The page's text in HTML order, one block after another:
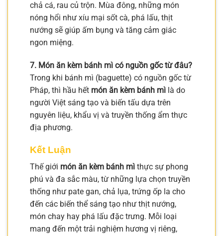
chả cá, rau củ trộn. Mùa đông, những món
nóng hổi như xíu mại sốt cà, phá lấu, thịt
nướng sẽ giúp ấm bụng và tăng cảm giác
ngon miệng.
7. Món ăn kèm bánh mì có nguồn gốc từ đâu?
Trong khi bánh mì (baguette) có nguồn gốc từ
Pháp, thì hầu hết món ăn kèm bánh mì là do
người Việt sáng tạo và biến tấu dựa trên
nguyên liệu, khẩu vị và truyền thống ẩm thực
địa phương.
Kết Luận
Thế giới món ăn kèm bánh mì thực sự phong
phú và đa sắc màu, từ những lựa chọn truyền
thống như pate gan, chả lụa, trứng ốp la cho
đến các biến thể sáng tạo như thịt nướng,
món chay hay phá lấu đặc trưng. Mỗi loại
mang đến một trải nghiệm hương vị riêng,